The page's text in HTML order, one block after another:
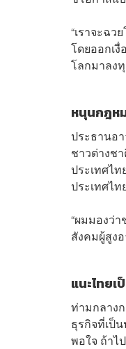
“เราจะฉ
โดยออกเ
โลกมาลง
หนุนกฎห
ประธานอ
ชาวต่างช
ประเทศไ
ประเทศไท
“ผมมองว่
สังคมผู้สูง
แนะไทยเ
ท่ามกลาง
ธุรกิจที่เป็
พอใจ ถ้าไ